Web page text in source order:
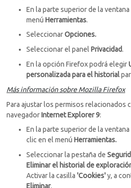
En la parte superior de la
menú Herramientas.
SeleccionarOpciones.
Seleccionar el panelPrivacidad.
En la opción Firefox podrá elegir
personalizada para el historial
Más información sobre Mozilla Firefox
Para ajustar los permisos relacionados
navegador Internet Explorer 9:
En la parte superior de la
clic en el menú Herramientas.
Seleccionar la pestaña de
Eliminar el historial de
Activar la casilla'Cookies'y, a
Eliminar.